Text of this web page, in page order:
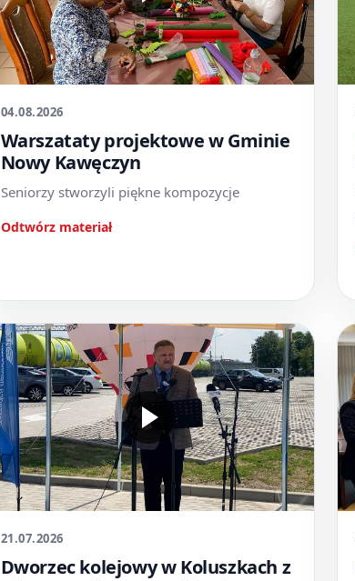
04.08.2026
Warszataty projektowe w Gminie
Nowy Kawęczyn
Seniorzy stworzyli piękne kompozycje
Odtwórz materiał
21.07.2026
Dworzec kolejowy w Koluszkach z